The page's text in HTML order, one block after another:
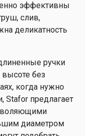
эффективны
слив,
деликатность
ручки
высоте без
когда нужно
Stafor предлагает
диаметром